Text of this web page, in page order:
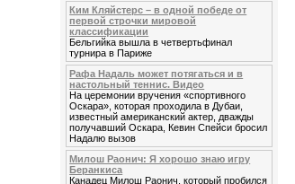
Ким Кляйстерс – в одной победе от
первой строчки мировой
классификации
Бельгийка вышла в четвертьфинал
турнира в Париже
Рафа Надаль может потягаться и в
настольный теннис. Видео
На церемонии вручения «спортивного
Оскара», которая проходила в Дубаи,
известный американский актер, дважды
получавший Оскара, Кевин Спейси бросил
Надалю вызов
Милош Раонич: Я хорошо знаю игру
Беранкиса
Канадец Милош Раонич, который пробился